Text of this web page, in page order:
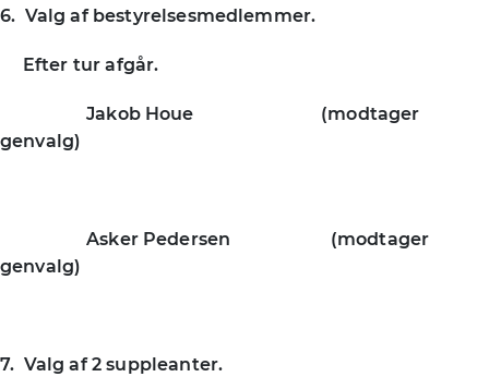
6. Valg af bestyrelsesmedlemmer.
Efter tur afgår.
Jakob Houe (modtager
genvalg)
Asker Pedersen (modtager
genvalg)
7. Valg af 2 suppleanter.